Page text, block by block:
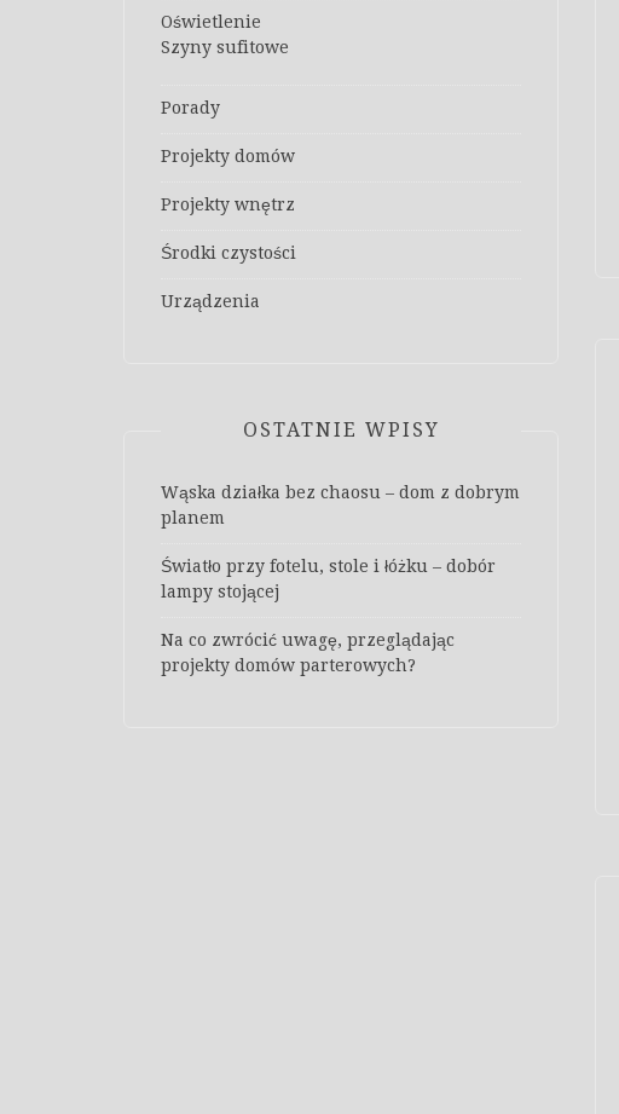
Oświetlenie
Szyny sufitowe
Porady
Projekty domów
Projekty wnętrz
Środki czystości
Urządzenia
OSTATNIE WPISY
Wąska działka bez chaosu – dom z dobrym
planem
Światło przy fotelu, stole i łóżku – dobór
lampy stojącej
Na co zwrócić uwagę, przeglądając
projekty domów parterowych?